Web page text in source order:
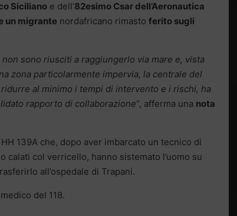
Siciliano e dell’82esimo Csar dell’Aeronautica
un migrante nordafricano rimasto ferito sugli
sono riusciti a raggiungerlo via mare e, vista
zona particolarmente impervia, la centrale del
al minimo i tempi di intervento e i rischi, ha
rapporto di collaborazione“, afferma una nota
HH 139A che, dopo aver imbarcato un tecnico di
col verricello, hanno sistemato l’uomo su
all’ospedale di Trapani.
del 118.